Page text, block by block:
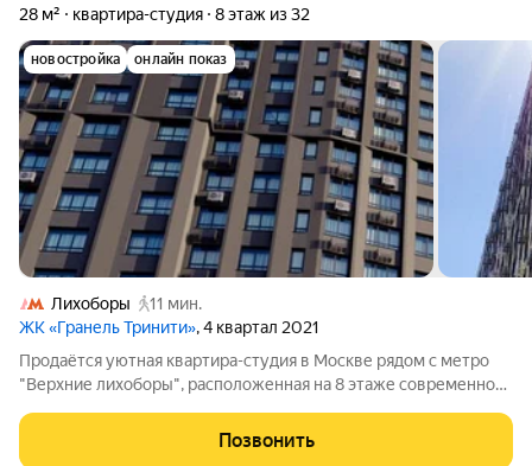
28 м² квартира-студия 8 этаж из 32
новостройка онлайн показ
Лихоборы
11 мин.
ЖК «Гранель Тринити», 4 квартал 2021
Продаётся уютная квартира-студия в Москве рядом с метро
"Верхние лихоборы", расположенная на 8 этаже современного
Москва, Дмитровское шоссе. Действует: Льготная ипотека.
Выгодная безпроцентная
Позвонить